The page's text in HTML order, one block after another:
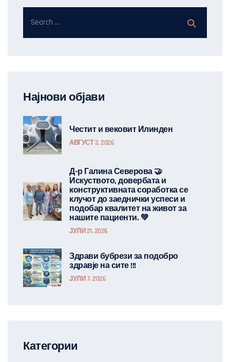
Најнови објави
Честит и вековит Илинден
АВГУСТ 2, 2026
Д-р Галина Северова 🤝
Искуството, довербата и
конструктивната соработка се
клучот до заеднички успеси и
подобар квалитет на живот за
нашите пациенти. 💚
ЈУЛИ 21, 2026
Здрави бубрези за подобро
здравје на сите !!!
ЈУЛИ 7, 2026
Категории